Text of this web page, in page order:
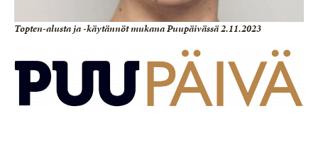
Topten-alusta ja -käytännöt mukana Puupäivässä 2.11.2023